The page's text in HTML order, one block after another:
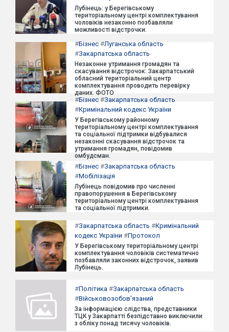
Лубінець: у Берегівському
територіальному центрі комплектування
чоловіків незаконно позбавляли
можливості відстрочки.
#Бізнес #Луганська область
#Закарпатська область
Незаконне утримання громадян та
скасування відстрочок: Закарпатський
обласний територіальний центр
комплектування проводить перевірку
даних. ФОТО
#Бізнес #Закарпатська область
#Кримінальний кодекс України
У Берегівському районному
територіальному центрі комплектування
та соціальної підтримки відбувалися
незаконні скасування відстрочок та
утримання громадян, повідомив
омбудсман.
#Бізнес #Закарпатська область
#Мобілізація
Лубінець повідомив про численні
правопорушення в Берегівському
територіальному центрі комплектування
та соціальної підтримки.
#Закарпатська область #Кримінальний
кодекс України #Протокол
У Берегівському територіальному центрі
комплектування чоловіків систематично
позбавляли законних відстрочок, заявив
Лубінець.
#Політика #Закарпатська область
#Військовозобов'язаний
За інформацією слідства, представники
ТЦК у Закарпатті безпідставно виключили
з обліку понад тисячу чоловіків.